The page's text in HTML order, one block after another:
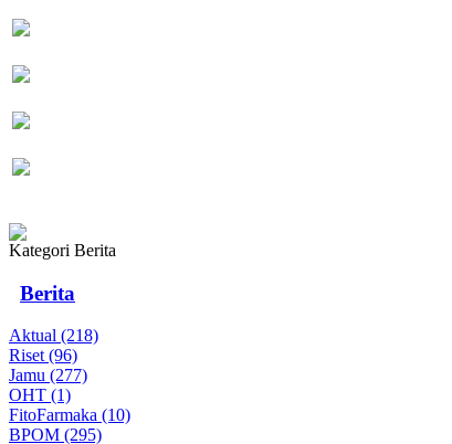
Kategori Berita
Berita
Aktual (218)
Riset (96)
Jamu (277)
OHT (1)
FitoFarmaka (10)
BPOM (295)